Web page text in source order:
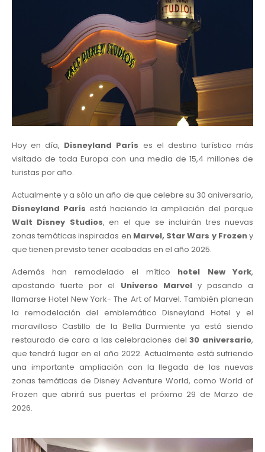
Hoy en día, Disneyland París es el destino turístico más
visitado de toda Europa con una media de 15,4 millones de
turistas por año.
Actualmente y a sólo un año de que celebre su 30 aniversario,
Disneyland París está haciendo la ampliación del parque
Walt Disney Studios, en el que se incluirán tres nuevas
zonas temáticas inspiradas en Marvel, Star Wars y Frozeny
que tienen previsto tener acabadas en el año 2025.
Además han remodelado el mítico hotel New York,
apostando fuerte por el Universo Marvel y pasando a
llamarse Hotel New York- The Art of Marvel. También planean
la remodelación del emblemático Disneyland Hotel y el
maravilloso Castillo de la Bella Durmiente ya está siendo
restaurado de cara a las celebraciones del 30 aniversario,
que tendrá lugar en el año 2022. Actualmente está sufriendo
una importante ampliación con la llegada de las nuevas
zonas temáticas de Disney Adventure World, como World of
Frozen que abrirá sus puertas el próximo 29 de Marzo de
2026.